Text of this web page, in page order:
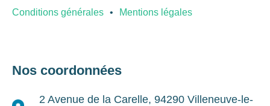
Conditions générales Mentions légales
Nos coordonnées
2 Avenue de la Carelle, 94290 Villeneuve-le-